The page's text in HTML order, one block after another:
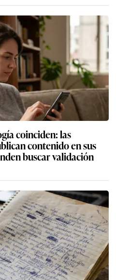
coinciden: las
contenido en sus
buscar validación